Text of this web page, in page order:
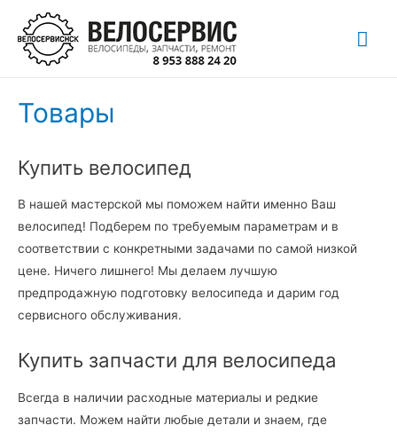
Перейти
содержимому
Товары
Купить велосипед
В нашей мастерской мы поможем найти именно Ваш
велосипед! Подберем по требуемым параметрам и в
соответствии с конкретными задачами по самой низкой
цене. Ничего лишнего! Мы делаем лучшую
предпродажную подготовку велосипеда и дарим год
сервисного обслуживания.
Купить запчасти для велосипеда
Всегда в наличии расходные материалы и редкие
запчасти. Можем найти любые детали и знаем, где